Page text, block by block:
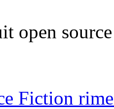
open
Fiction